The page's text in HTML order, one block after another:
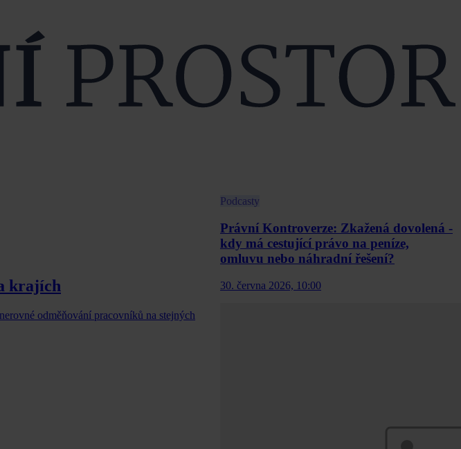
krajích
odměňování pracovníků na stejných
Podcasty
Právní Kontroverze: Zkažená dovolená -
kdy má cestující právo na peníze,
omluvu nebo náhradní řešení?
30. června 2026, 10:00